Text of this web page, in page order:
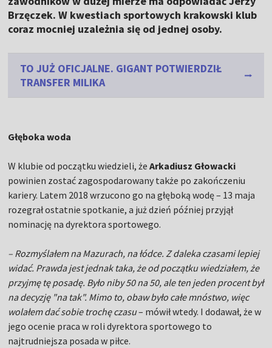
Brzęczek. W kwestiach sportowych krakowski klub
coraz mocniej uzależnia się od jednej osoby.
TO JUŻ OFICJALNE. GIGANT POTWIERDZIŁ
TRANSFER MILIKA
Głęboka woda
W klubie od początku wiedzieli, żeArkadiusz Głowacki
powinien zostać zagospodarowany także po zakończeniu
kariery. Latem 2018 wrzucono go na głęboką wodę – 13 maja
rozegrał ostatnie spotkanie, a już dzień później przyjął
nominację na dyrektora sportowego.
– Rozmyślałem na Mazurach, na łódce. Z daleka czasami lepiej
widać. Prawda jest jednak taka, że od początku wiedziałem, że
przyjmę tę posadę. Było niby 50 na 50, ale ten jeden procent był
na decyzję "na tak". Mimo to, obaw było całe mnóstwo, więc
wolałem dać sobie trochę czasu– mówił wtedy. I dodawał, że w
jego ocenie praca w roli dyrektora sportowego to
najtrudniejsza posada w piłce.